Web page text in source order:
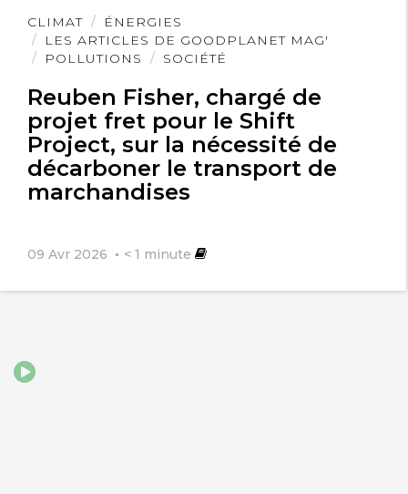
CLIMAT
ÉNERGIES
LES ARTICLES DE GOODPLANET MAG'
POLLUTIONS
SOCIÉTÉ
Reuben Fisher, chargé de
projet fret pour le Shift
Project, sur la nécessité de
décarboner le transport de
marchandises
09 Avr 2026 < 1 minute
Lire
l'article